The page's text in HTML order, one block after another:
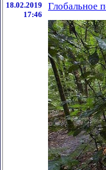
18.02.2019
17:46
Глобальное